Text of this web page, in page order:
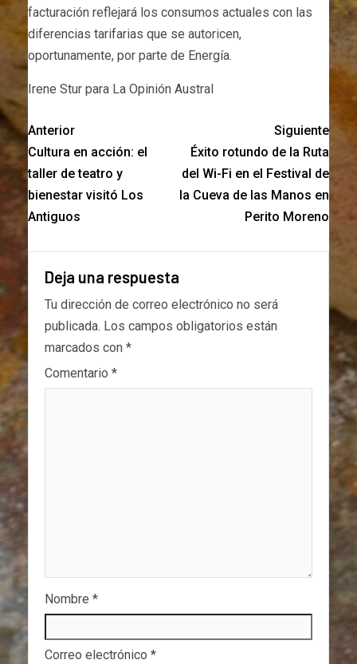
facturación reflejará los consumos actuales con las
diferencias tarifarias que se autoricen,
oportunamente, por parte de Energía.
Irene Stur para La Opinión Austral
Anterior
Cultura en acción: el
taller de teatro y
bienestar visitó Los
Antiguos
Siguiente
Éxito rotundo de la Ruta
del Wi-Fi en el Festival de
la Cueva de las Manos en
Perito Moreno
Deja una respuesta
Tu dirección de correo electrónico no será
publicada. Los campos obligatorios están
marcados con *
Comentario *
Nombre *
Correo electrónico *